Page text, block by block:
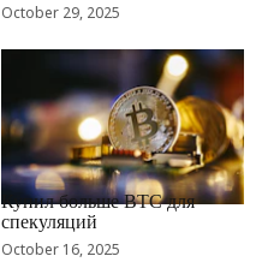
October 29, 2025
RRCNEWS_RU
Купил больше BTC для
спекуляций
October 16, 2025